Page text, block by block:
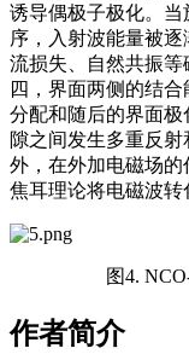
诱导偶极子极化。
序，入射波能量被
流损失、自然共振
四，界面两侧的结
分配和随后的界面
隙之间发生多重反
外，在外加电磁场
焦耳理论将电磁波转
图4.
作者简介